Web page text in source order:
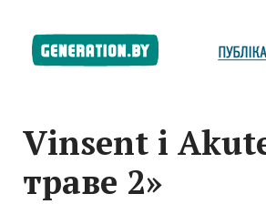
Vinsent і
траве 2»